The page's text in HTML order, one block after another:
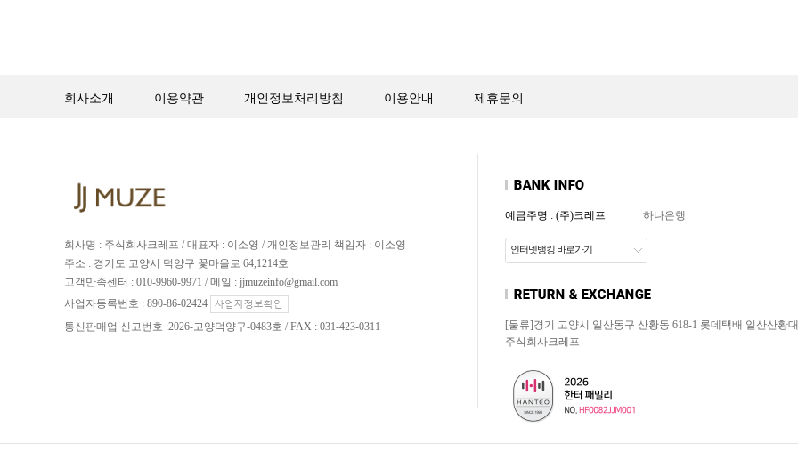
회사소개 이용약관 개인정보처리방침 이용안내 제휴문의
회사명 : 주식회사크레프 / 대표자 : 이소영 / 개인정보관리 책임자 : 이소영
주소 : 경기도 고양시 덕양구 꽃마을로 64,1214호
고객만족센터 : 010-9960-9971 / 메일 : jjmuzeinfo@gmail.com
사업자등록번호 : 890-86-02424
통신판매업 신고번호 :2026-고양덕양구-0483호 / FAX : 031-423-0311
예금주명 : (주)크레프 하나은행
인터넷뱅킹 바로가기
[물류]경기 고양시 일산동구 산황동 618-1 롯데택배 일산산황
주식회사크레프